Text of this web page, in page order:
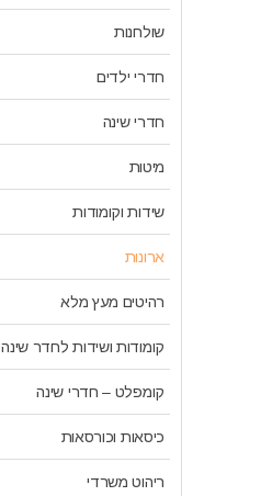
שולחנות
חדרי ילדים
חדרי שינה
מיטות
שידות וקומודות
ארונות
רהיטים מעץ מלא
קומודות ושידות לחדר שינה
קומפלט – חדרי שינה
כיסאות וכורסאות
ריהוט משרדי